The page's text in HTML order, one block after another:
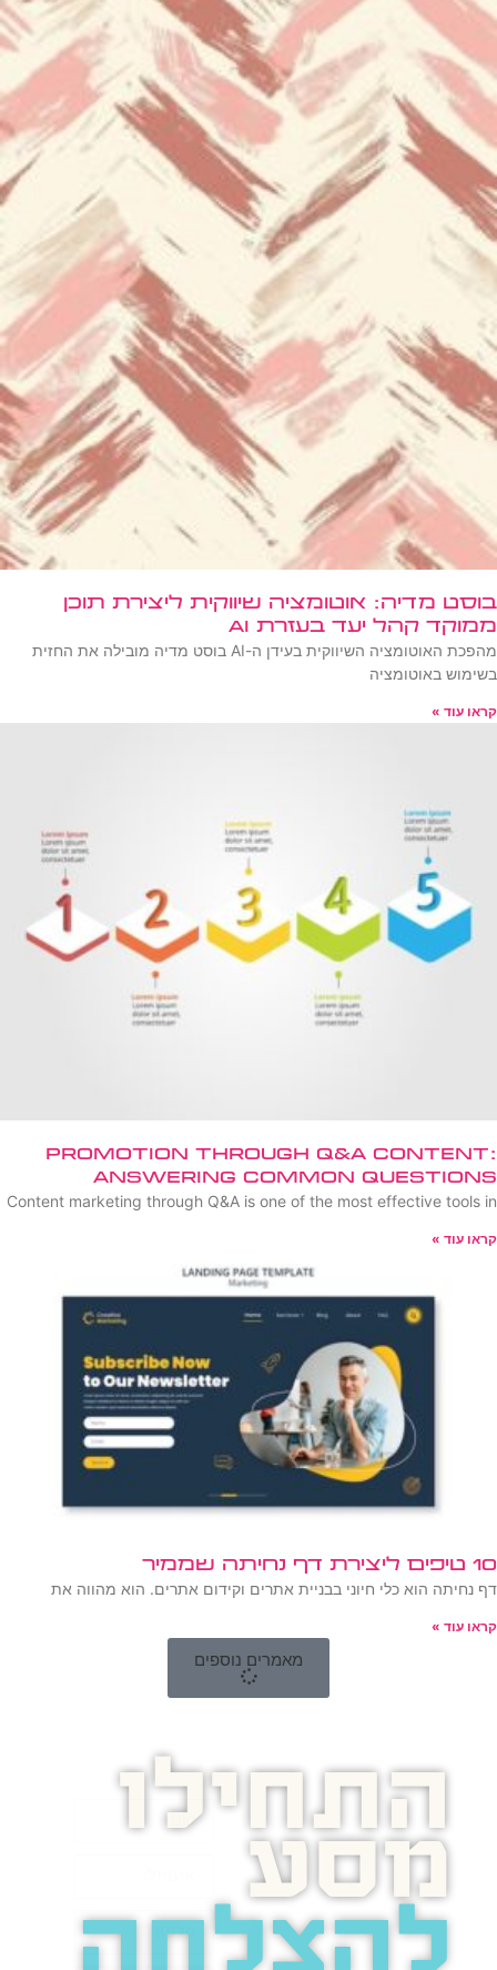
בוסט מדיה: אוטומציה שיווקית ליצירת תוכן
ממוקד קהל יעד בעזרת AI
מהפכת האוטומציה השיווקית בעידן ה-AI בוסט מדיה מובילה את החזית
בשימוש באוטומציה
קראו עוד »
Promotion Through Q&A Content:
Answering Common Questions
Content marketing through Q&A is one of the most effective tools in
קראו עוד »
10 טיפים ליצירת דף נחיתה שממיר
דף נחיתה הוא כלי חיוני בבניית אתרים וקידום אתרים. הוא מהווה את
קראו עוד »
מאמרים נוספים
התחילו
מסע